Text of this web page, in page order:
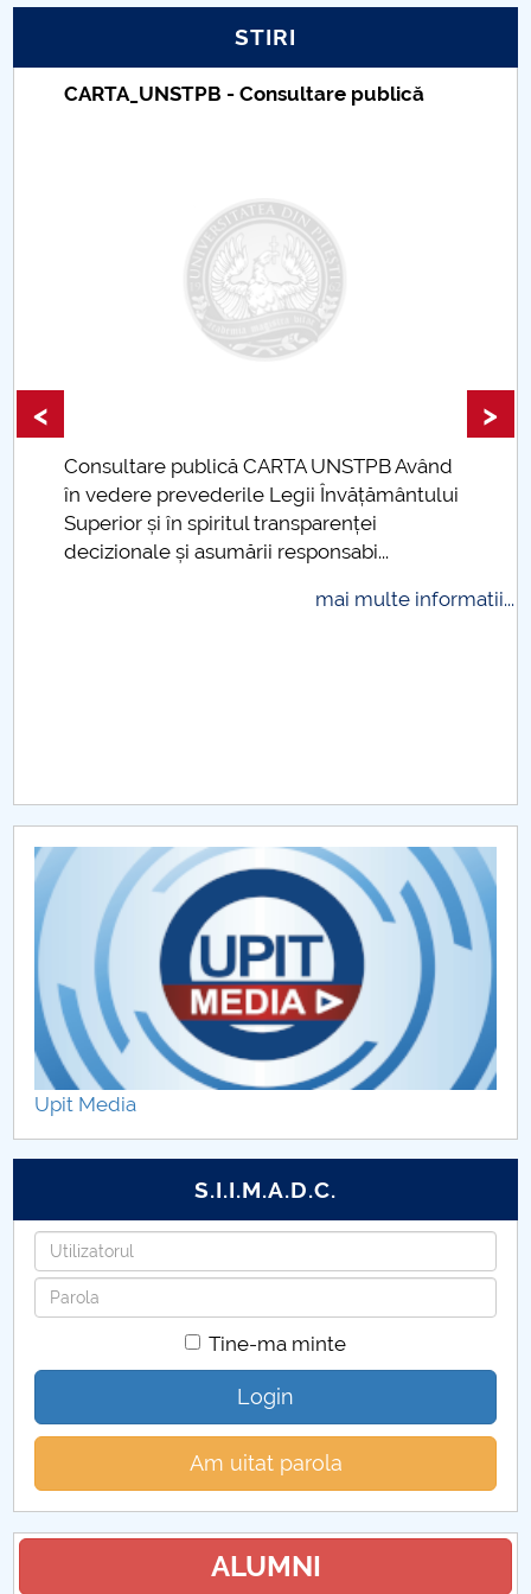
Proiect PRIM STUD
Protecția datelor personale
UNIVERSITATE pentru comunitate
IOSUD/CSUD-Doctorate
Comisie de etica unversitară
Accesibilitate pentru studenții cu dizabilități
Raportul Conducerii Centrului Universitar Pitești
privind implementarea Planului Operațional 2020-
Chestionar angajabilitate ALUMNI – UPB
CAR2026
MENIU CANTINA
Hotărâri Senat din 18 mai 2020
Hotărâri Senat din 20 mai 2020
Hotărâri Senat din 25 mai 2020
Hotărâri Senat din 29 iunie 2020
Hotarari Senat din 22 iulie 2020
Hotarari Senat din 27 iulie 2020
Hotarari Senat din 7 septembrie 2020
Hotarari Senat din 30 septembrie 2020
Hotarari Senat din 26 octombrie 2020
Hotarari Senat din 9 noiembrie 2020
STIRI
CARTA_UNSTPB - Consultare publică
Consultare publică CARTA UNSTPB Având
în vedere prevederile Legii Învățământului
Superior și în spiritul transparenței
decizionale și asumării responsabi...
mai multe informatii...
< >
Upit Media
S.I.I.M.A.D.C.
Utilizatorul
Parola
Tine-ma minte
Login
Am uitat parola
ALUMNI